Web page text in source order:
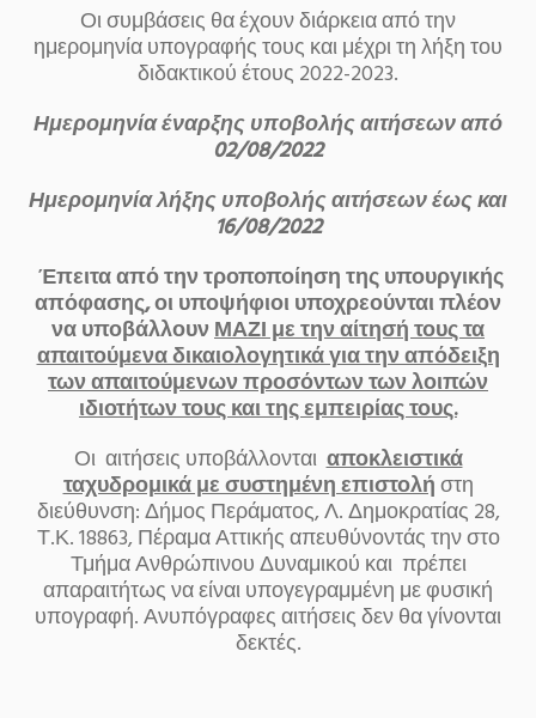
Οι συμβάσεις θα έχουν διάρκεια από την
ημερομηνία υπογραφής τους και μέχρι τη λήξη του
διδακτικού έτους 2022-2023.
Ημερομηνία έναρξης υποβολής αιτήσεων από
02/08/2022
Ημερομηνία λήξης υποβολής αιτήσεων έως και
16/08/2022
Έπειτα από την τροποποίηση της υπουργικής
απόφασης, οι υποψήφιοι υποχρεούνται πλέον
να υποβάλλουνΜΑΖΙ με την αίτησή τους τα
απαιτούμενα δικαιολογητικά για την απόδειξη
των απαιτούμενων προσόντων των λοιπών
ιδιοτήτων τους και της εμπειρίας τους.
Οι αιτήσεις υποβάλλονταιαποκλειστικά
ταχυδρομικά με συστημένη επιστολήστη
διεύθυνση: Δήμος Περάματος, Λ. Δημοκρατίας 28,
Τ.Κ. 18863, Πέραμα Αττικής απευθύνοντάς την στο
Τμήμα Ανθρώπινου Δυναμικού και πρέπει
απαραιτήτως να είναι υπογεγραμμένη με φυσική
υπογραφή. Ανυπόγραφες αιτήσεις δεν θα γίνονται
δεκτές.